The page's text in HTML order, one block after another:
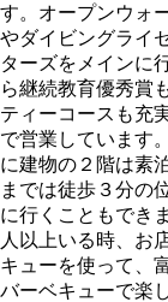
す。オープンウォ
やダイビングライ
ターズをメインに
ら継続教育優秀賞
ティーコースも充
で営業しています
に建物の２階は素
までは徒歩３分の
に行くこともでき
人以上いる時、お
キューを使って、
バーベキューで楽